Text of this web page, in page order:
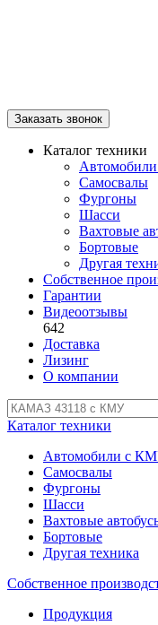
Заказать звонок
Каталог техники
Самосвалы
Фургоны
Шасси
Вахтовые
Бортовые
Другая
Собственное
Гарантии
Видеоотзывы
642
Доставка
Лизинг
О компании
Каталог техники
Автомобили с
Самосвалы
Фургоны
Шасси
Вахтовые
Бортовые
Другая техника
Собственное
Продукция